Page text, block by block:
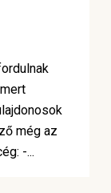
még az
-...